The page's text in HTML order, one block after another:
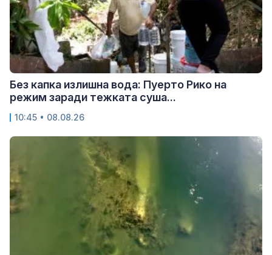
Без капка излишна вода: Пуерто Рико на
режим заради тежката суша...
10:45 • 08.08.26